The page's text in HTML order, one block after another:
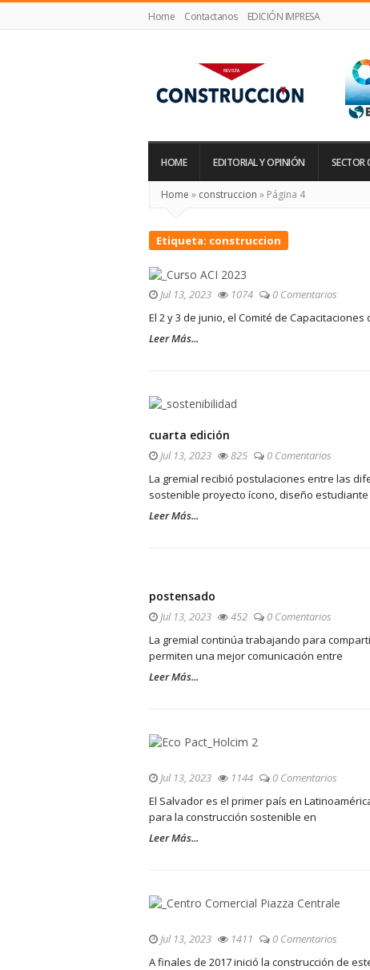
Home Contactanos EDICIÓN IMPRESA
Construcción
HOME EDITORIAL Y OPINIÓN SECTOR
Home » construccion » Página 4
Etiqueta: construccion
Jul 13, 2023 1074
0 Comentarios
El 2 y 3 de junio, el Comité de
Leer Más...
cuarta edición
Jul 13, 2023 825
0 Comentarios
La gremial recibió postulaciones entre las
sostenible proyecto ícono, diseño
Leer Más...
postensado
Jul 13, 2023 452
0 Comentarios
La gremial continúa trabajando para
permiten una mejor comunicación entre
Leer Más...
Jul 13, 2023 1144
0 Comentarios
El Salvador es el primer país en
para la construcción sostenible en
Leer Más...
Jul 13, 2023 1411
0 Comentarios
A finales de 2017 inició la construcción de